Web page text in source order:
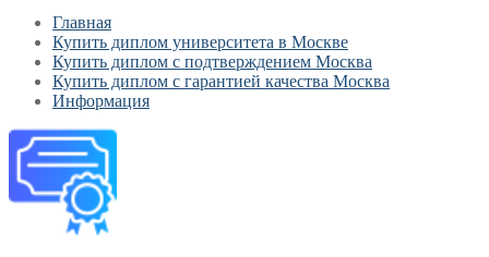
Главная
Купить диплом университета в Москве
Купить диплом с подтверждением Москва
Купить диплом с гарантией качества Москва
Информация